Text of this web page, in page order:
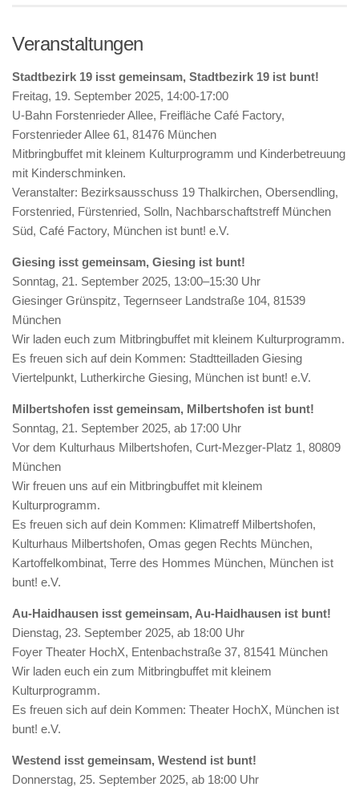
Veranstaltungen
Stadtbezirk 19 isst gemeinsam, Stadtbezirk 19 ist bunt!
Freitag, 19. September 2025, 14:00-17:00
U-Bahn Forstenrieder Allee, Freifläche Café Factory,
Forstenrieder Allee 61, 81476 München
Mitbringbuffet mit kleinem Kulturprogramm und Kinderbetreuung
mit Kinderschminken.
Veranstalter: Bezirksausschuss 19 Thalkirchen, Obersendling,
Forstenried, Fürstenried, Solln, Nachbarschaftstreff München
Süd, Café Factory, München ist bunt! e.V.
Giesing isst gemeinsam, Giesing ist bunt!
Sonntag, 21. September 2025, 13:00–15:30 Uhr
Giesinger Grünspitz, Tegernseer Landstraße 104, 81539
München
Wir laden euch zum Mitbringbuffet mit kleinem Kulturprogramm.
Es freuen sich auf dein Kommen: Stadtteilladen Giesing
Viertelpunkt, Lutherkirche Giesing, München ist bunt! e.V.
Milbertshofen isst gemeinsam, Milbertshofen ist bunt!
Sonntag, 21. September 2025, ab 17:00 Uhr
Vor dem Kulturhaus Milbertshofen, Curt-Mezger-Platz 1, 80809
München
Wir freuen uns auf ein Mitbringbuffet mit kleinem
Kulturprogramm.
Es freuen sich auf dein Kommen: Klimatreff Milbertshofen,
Kulturhaus Milbertshofen, Omas gegen Rechts München,
Kartoffelkombinat, Terre des Hommes München, München ist
bunt! e.V.
Au-Haidhausen isst gemeinsam, Au-Haidhausen ist bunt!
Dienstag, 23. September 2025, ab 18:00 Uhr
Foyer Theater HochX, Entenbachstraße 37, 81541 München
Wir laden euch ein zum Mitbringbuffet mit kleinem
Kulturprogramm.
Es freuen sich auf dein Kommen: Theater HochX, München ist
bunt! e.V.
Westend isst gemeinsam, Westend ist bunt!
Donnerstag, 25. September 2025, ab 18:00 Uhr